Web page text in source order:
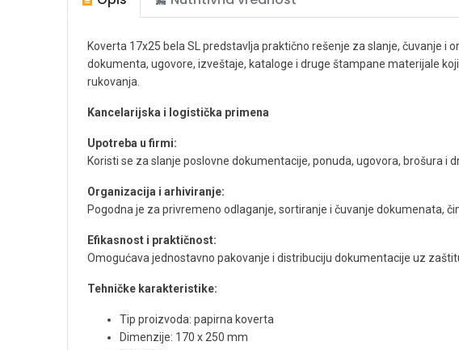
Koverta 17x25 bela SL predstavlja praktično rešenje za slanje, čuvanje
dokumenta, ugovore, izveštaje, kataloge i druge štampane materijale
rukovanja.
Kancelarijska i logistička primena
Upotreba u firmi:
Koristi se za slanje poslovne dokumentacije, ponuda, ugovora, brošura
Organizacija i arhiviranje:
Pogodna je za privremeno odlaganje, sortiranje i čuvanje dokumenata,
Efikasnost i praktičnost:
Omogućava jednostavno pakovanje i distribuciju dokumentacije uz
Tehničke karakteristike:
Tip proizvoda: papirna koverta
Dimenzije: 170 x 250 mm